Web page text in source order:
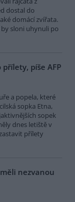
dostal do
domácí zvířata.
sloni uhynuli po
píše AFP
a popela, které
sopka Etna,
sopek
dnes letiště v
přílety
nezvanou